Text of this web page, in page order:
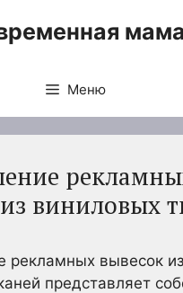
мама
Меню
виниловых
рекламных вывесок из
представляет